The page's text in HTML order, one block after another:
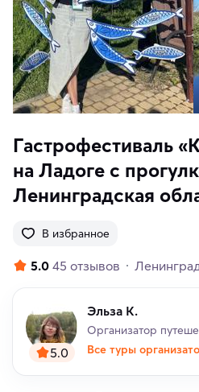
Гастрофестиваль
на Ладоге с
Ленинградская
В избранное
5.0 45 отзывов
5.0
Эльза К.
Организатор
Все туры